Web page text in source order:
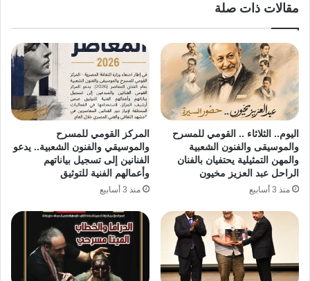
مقالات ذات صلة
اليوم.. الثلاثاء .. القومي للمسرح
والموسيقى والفنون الشعبية
والمهن التمثيلية يحتفيان بالفنان
الراحل عبد العزيز مخيون
منذ 3 أسابيع
المركز القومي للمسرح
والموسيقي والفنون الشعبية.. يدعو
الفنانين إلى تسجيل بياناتهم
وأعمالهم الفنية للتوثيق
منذ 3 أسابيع